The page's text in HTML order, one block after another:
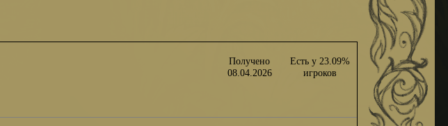
Получено
08.04.2026
Есть у 23.09%
игроков